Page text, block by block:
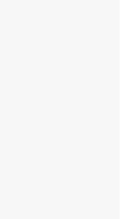
znasz go zbyt
z
Oto wszystko,
miejscami